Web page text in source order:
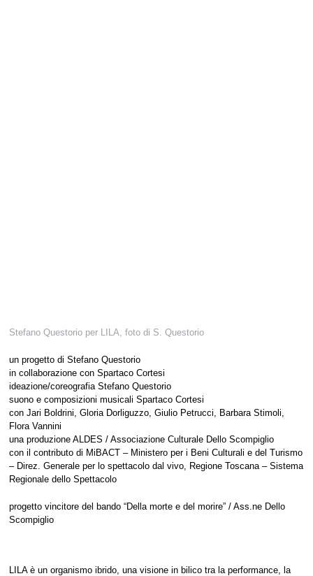
Stefano Questorio per LILA, foto di S. Questorio
un progetto di Stefano Questorio
in collaborazione con Spartaco Cortesi
ideazione/coreografia Stefano Questorio
suono e composizioni musicali Spartaco Cortesi
con Jari Boldrini, Gloria Dorliguzzo, Giulio Petrucci, Barbara Stimoli,
Flora Vannini
una produzione ALDES / Associazione Culturale Dello Scompiglio
con il contributo di MiBACT – Ministero per i Beni Culturali e del Turismo
– Direz. Generale per lo spettacolo dal vivo, Regione Toscana – Sistema
Regionale dello Spettacolo
progetto vincitore del bando “Della morte e del morire” / Ass.ne Dello
Scompiglio
LILA è un organismo ibrido, una visione in bilico tra la performance, la